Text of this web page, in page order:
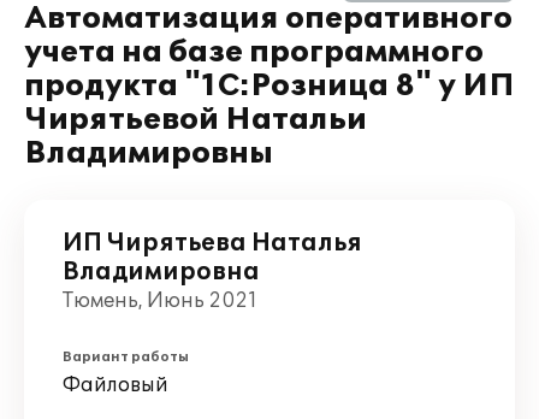
Автоматизация оперативного
учета на базе программного
продукта "1С:Розница 8" у ИП
Чирятьевой Натальи
Владимировны
ИП Чирятьева Наталья
Владимировна
Тюмень, Июнь 2021
Вариант работы
Файловый